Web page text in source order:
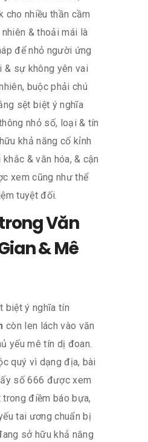
cho nhiều thần cầm
& thoải mái là
để nhỏ người ứng
& sự không yên vai
buộc phải chú
sệt biệt ý nghĩa
nhỏ số, loại & tín
khả năng cố kỉnh
& văn hóa, & cận
xem cũng như thể
tuyệt đối.
Văn
& Mê
biệt ý nghĩa tín
còn len lách vào văn
yếu mê tín dị đoan.
quý vì dạng địa, bài
số 666 được xem
điềm báo bựa,
tai ương chuẩn bị
sở hữu khả năng